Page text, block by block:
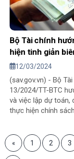
Bộ Tài chính
hiện tinh giản
12/03/2024
(sav.gov.vn) - Bộ
13/2024/TT-BTC
và việc lập dự toán,
thực hiện chính
« 1 2 3